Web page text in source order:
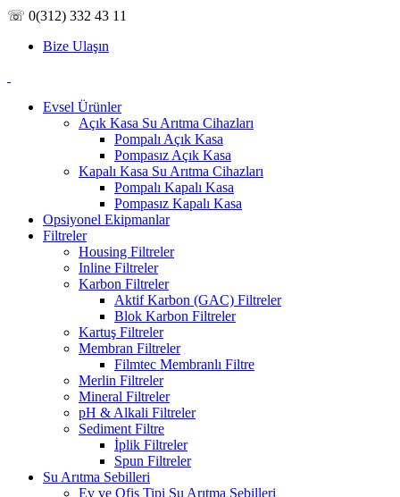
☏ 0(312) 332 43 11
Bize Ulaşın
Evsel Ürünler
Açık Kasa Su Arıtma Cihazları
Pompalı Açık Kasa
Pompasız Açık Kasa
Kapalı Kasa Su Arıtma Cihazları
Pompalı Kapalı Kasa
Pompasız Kapalı Kasa
Opsiyonel Ekipmanlar
Filtreler
Housing Filtreler
Inline Filtreler
Karbon Filtreler
Aktif Karbon (GAC) Filtreler
Blok Karbon Filtreler
Kartuş Filtreler
Membran Filtreler
Filmtec Membranlı Filtre
Merlin Filtreler
Mineral Filtreler
pH & Alkali Filtreler
Sediment Filtre
İplik Filtreler
Spun Filtreler
Su Arıtma Sebilleri
Ev ve Ofis Tipi Su Arıtma Sebilleri